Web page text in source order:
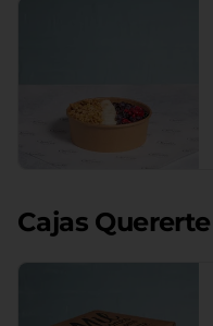
Cajas Quererte